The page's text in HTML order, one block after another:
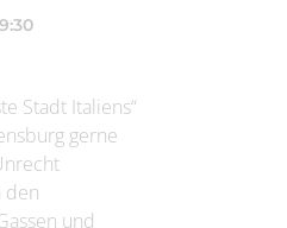
Stadt Italiens“
gerne
den
und